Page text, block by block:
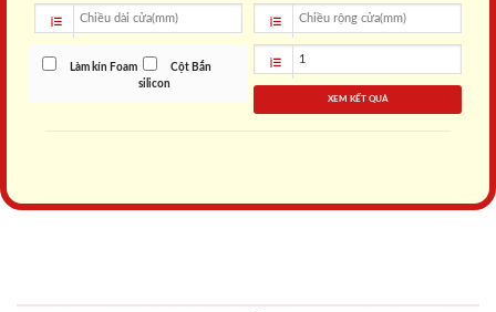
Làm kín Foam
Cột Bắn
silicon
XEM KẾT QUẢ